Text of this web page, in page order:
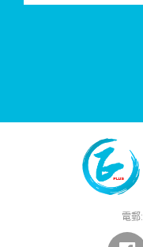
電郵: